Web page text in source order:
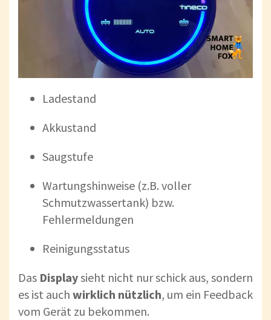
Ladestand
Akkustand
Saugstufe
Wartungshinweise (z.B. voller
Schmutzwassertank) bzw.
Fehlermeldungen
Reinigungsstatus
Das Displaysieht nicht nur schick aus, sondern
es ist auch wirklich nützlich, um ein Feedback
vom Gerät zu bekommen.